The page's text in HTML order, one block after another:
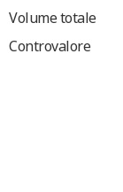
Volume totale
Controvalore